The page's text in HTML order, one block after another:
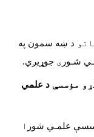
د ښه سمون په
شـور ی جوړیږي.
مؤسسې د علمي
علمـي شور ا